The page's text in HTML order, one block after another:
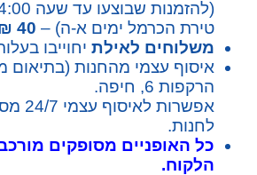
טירת הכרמל ימים א-ה) – 40 ₪
משלוחים לאילתיחוייבו בעלות
איסוף עצמי מהחנות (בתיאום
הרקפות 6, חיפה.
לחנות.
כל האופניים מסופקים
הלקוח.